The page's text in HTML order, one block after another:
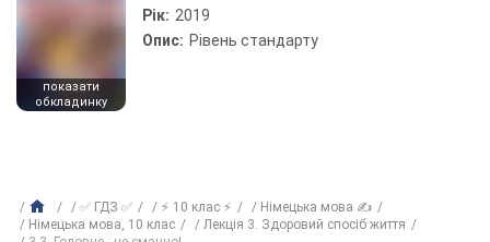
показати
обкладинку
Рік: 2019
Опис: Рівень стандарту
✅ ГДЗ ✅ ⚡ 10 клас ⚡
Німецька мова ✍
Німецька мова, 10 клас
Лекція 3. Здоровий спосіб життя